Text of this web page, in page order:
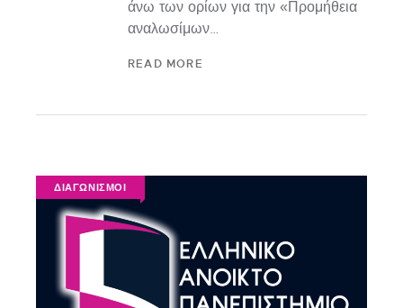
άνω των ορίων για την «Προμήθεια
αναλωσίμων…
READ MORE
ΔΙΑΓΩΝΙΣΜΟΙ